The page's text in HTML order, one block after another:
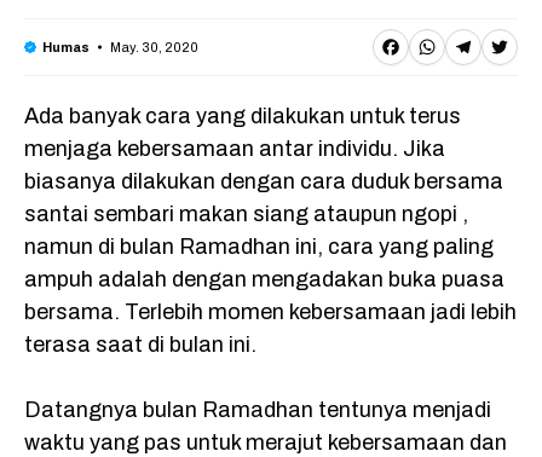
Humas May. 30, 2020
F
c
e
b
o
o
k
W
a
t
s
A
p
p
T
l
e
g
r
a
m
T
t
r
Ada banyak cara yang dilakukan untuk terus
menjaga kebersamaan antar individu. Jika
biasanya dilakukan dengan cara duduk bersama
santai sembari makan siang ataupun ngopi ,
namun di bulan Ramadhan ini, cara yang paling
ampuh adalah dengan mengadakan buka puasa
bersama. Terlebih momen kebersamaan jadi lebih
terasa saat di bulan ini.
Datangnya bulan Ramadhan tentunya menjadi
waktu yang pas untuk merajut kebersamaan dan